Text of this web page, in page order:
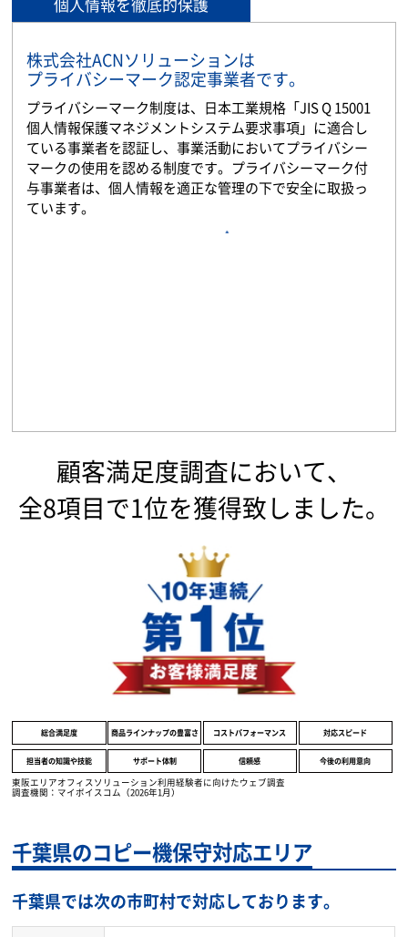
株式会社ACNソリューションは
プライバシーマーク認定事業者です。
プライバシーマーク制度は、日本工業規格「JIS Q 15001
個人情報保護マネジメントシステム要求事項」に適合し
ている事業者を認証し、事業活動においてプライバシー
マークの使用を認める制度です。プライバシーマーク付
与事業者は、個人情報を適正な管理の下で安全に取扱っ
ています。
顧客満足度調査において、
全8項目で1位を獲得致しました。
総合満足度 商品ラインナップの豊富さ コストパフォーマンス 対応スピード
担当者の知識や技能 サポート体制 信頼感 今後の利用意向
東阪エリアオフィスソリューション利用経験者に向けたウェブ調査
調査機関：マイボイスコム（2026年1月）
千葉県のコピー機保守対応エリア
千葉県では次の市町村で対応しております。